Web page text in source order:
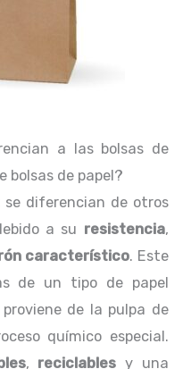
a las bolsas de
bolsas de papel?
se diferencian de otros
a su resistencia,
característico. Este
de un tipo de papel
de la pulpa de
químico especial.
, reciclables y una